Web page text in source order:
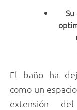
El baño ha
como un
extensión